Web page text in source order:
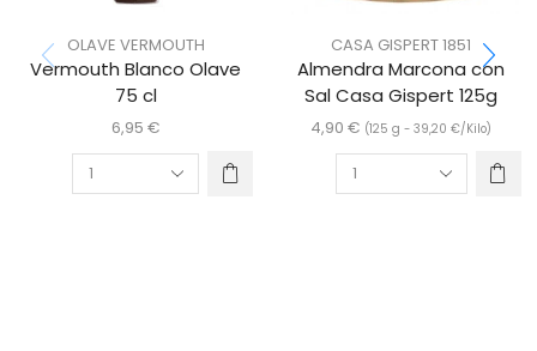
OLAVE VERMOUTH
Vermouth Blanco Olave
75 cl
6,95 €
CASA GISPERT 1851
Almendra Marcona con
Sal Casa Gispert 125g
4,90€ (125 g -39,20€/Kilo)